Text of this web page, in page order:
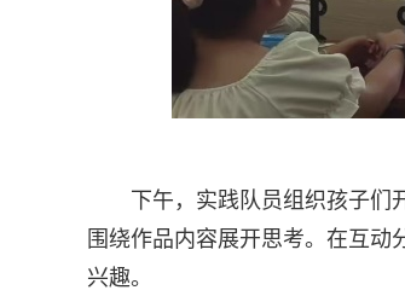
下午，实践队员组织孩子
围绕作品内容展开思考。在互
兴趣。